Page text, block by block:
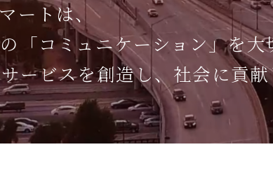
ートは、
「コミュニケーション」を大
ービスを創造し、社会に貢